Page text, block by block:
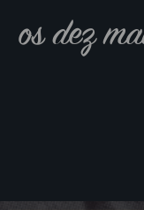
os dez